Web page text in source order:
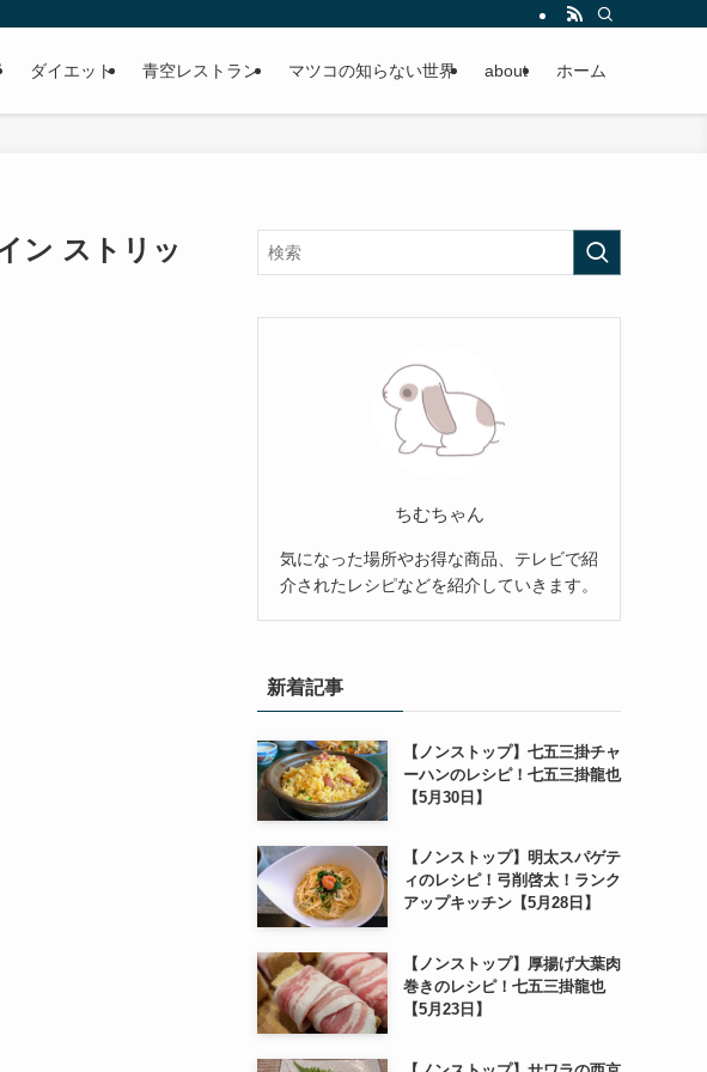
紹介します。
ダイエット 青空レストラン マツコの知らない世界 about ホーム
ン ストリッ
ちむちゃん
気になった場所やお得な商品、テレビで紹
介されたレシピなどを紹介していきます。
新着記事
【ノンストップ】七五三掛チャ
ーハンのレシピ！七五三掛龍也
【5月30日】
【ノンストップ】明太スパゲテ
ィのレシピ！弓削啓太！ランク
アップキッチン【5月28日】
【ノンストップ】厚揚げ大葉肉
巻きのレシピ！七五三掛龍也
【5月23日】